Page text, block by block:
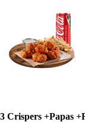
3 Crispers +Papas